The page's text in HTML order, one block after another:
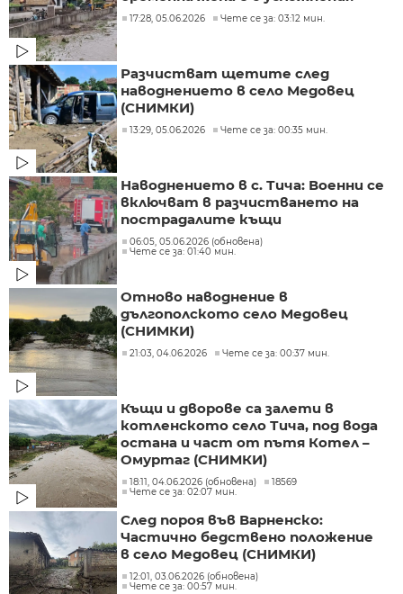
17:28, 05.06.2026 Чете се за: 03:12 мин.
Разчистват щетите след
наводнението в село Медовец
(СНИМКИ)
13:29, 05.06.2026 Чете се за: 00:35 мин.
Наводнението в с. Тича: Военни се
включват в разчистването на
пострадалите къщи
06:05, 05.06.2026 (обновена)
Чете се за: 01:40 мин.
Отново наводнение в
дългополското село Медовец
(СНИМКИ)
21:03, 04.06.2026 Чете се за: 00:37 мин.
Къщи и дворове са залети в
котленското село Тича, под вода
остана и част от пътя Котел –
Омуртаг (СНИМКИ)
18:11, 04.06.2026 (обновена)
18569
Чете се за: 02:07 мин.
След пороя във Варненско:
Частично бедствено положение
в село Медовец (СНИМКИ)
12:01, 03.06.2026 (обновена)
Чете се за: 00:57 мин.